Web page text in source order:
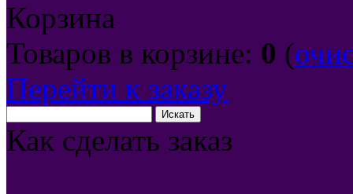
Корзина
Товаров в корзине: 0 (
Перейти к заказу
Как сделать заказ